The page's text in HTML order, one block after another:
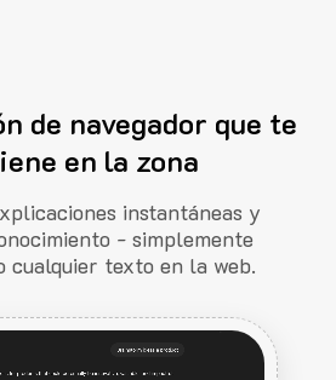
de navegador que te
en la zona
instantáneas y
- simplemente
cualquier texto en la web.